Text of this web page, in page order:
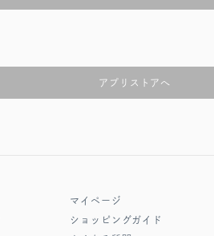
アプリストアへ
マイページ
ショッピングガイド